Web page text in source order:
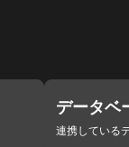
データベ
連携している